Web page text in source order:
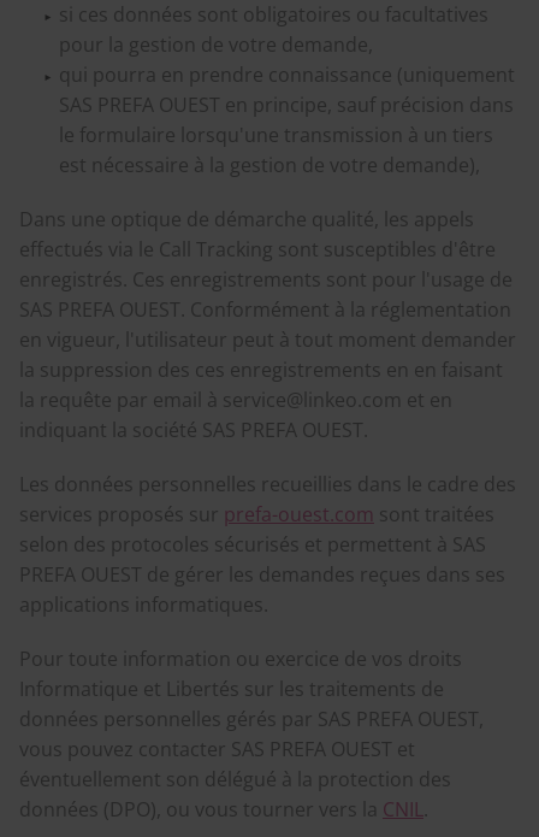
si ces données sont obligatoires ou facultatives
pour la gestion de votre demande,
qui pourra en prendre connaissance (uniquement
SAS PREFA OUEST en principe, sauf précision dans
le formulaire lorsqu'une transmission à un tiers
est nécessaire à la gestion de votre demande),
Dans une optique de démarche qualité, les appels
effectués via le Call Tracking sont susceptibles d'être
enregistrés. Ces enregistrements sont pour l'usage de
SAS PREFA OUEST. Conformément à la réglementation
en vigueur, l'utilisateur peut à tout moment demander
la suppression des ces enregistrements en en faisant
la requête par email à service@linkeo.com et en
indiquant la société SAS PREFA OUEST.
Les données personnelles recueillies dans le cadre des
services proposés sur prefa-ouest.com sont traitées
selon des protocoles sécurisés et permettent à SAS
PREFA OUEST de gérer les demandes reçues dans ses
applications informatiques.
Pour toute information ou exercice de vos droits
Informatique et Libertés sur les traitements de
données personnelles gérés par SAS PREFA OUEST,
vous pouvez contacter SAS PREFA OUEST et
éventuellement son délégué à la protection des
données (DPO), ou vous tourner vers la CNIL